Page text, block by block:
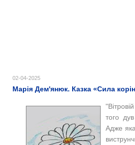
02-04-2025
Марія Дем'янюк. Казка «Сила
того
Адже